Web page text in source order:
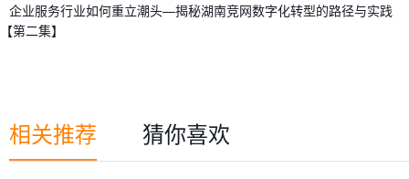
企业服务行业如何重立潮头—揭秘湖南竞网数字化转型的路径与实践
【第二集】
相关推荐 猜你喜欢